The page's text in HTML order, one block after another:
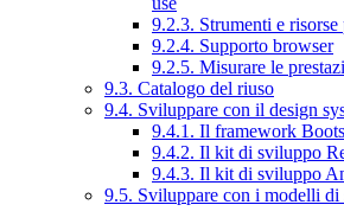
9.2.3. Strumenti e
9.2.4. Supporto browser
9.2.5. Misurare le
9.3. Catalogo del riuso
9.4. Sviluppare con il design
9.4.1. Il framework
9.4.2. Il kit di sviluppo
9.4.3. Il kit di sviluppo
9.5. Sviluppare con i modelli di